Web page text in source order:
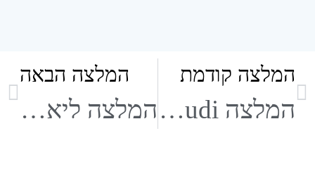
המלצה קודמת
המלצה sam abudi (ניתוח אף)
המלצה הבאה
המלצה ליאור דהן (ניתוח אף)